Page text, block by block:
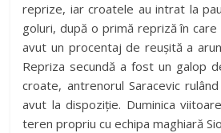
reprize, iar croatele au intrat la
goluri, după o primă repriză în care
avut un procentaj de reușită a
Repriza secundă a fost un galop
croate, antrenorul Saracevic
avut la dispoziție. Duminica
teren propriu cu echipa maghiară